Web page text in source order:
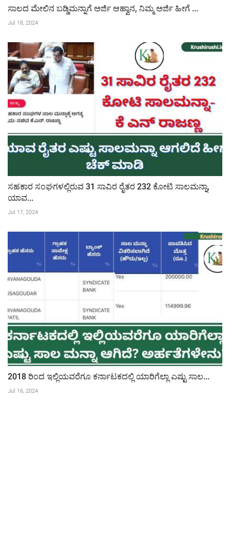
ಸಾಲದ ಮೇಲಿನ ಬಡ್ಡಿಮನ್ನಾಗೆ ಅರ್ಜಿ ಆಹ್ವಾನ, ನಿಮ್ಮ ಅರ್ಜಿ ಹೀಗೆ ...
Jul 18, 2024
ಸಹಕಾರ ಸಂಘಗಳಲ್ಲಿರುವ 31 ಸಾವಿರ ರೈತರ 232 ಕೋಟಿ ಸಾಲಮನ್ನಾ,
ಯಾವ...
Jul 17, 2024
2018 ರಿಂದ ಇಲ್ಲಿಯವರೆಗೂ ಕರ್ನಾಟಕದಲ್ಲಿ ಯಾರಿಗೆಲ್ಲಾ ಎಷ್ಟು ಸಾಲ...
Jul 16, 2024